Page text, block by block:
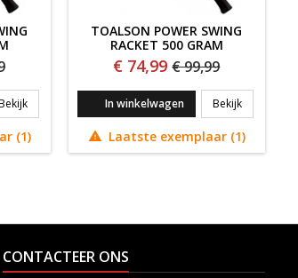
TOALSON POWER SWING RACKET 400 GRAM
(1)
TOALSON POWER SWING
RACKET 500 GRAM
€ 74,99 € 99,99
In winkelwagen BekijkTOALSON
 Laatste exemplaar (1)
CONTACTEER ONS